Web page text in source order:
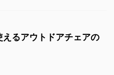
えるアウトドアチェアの